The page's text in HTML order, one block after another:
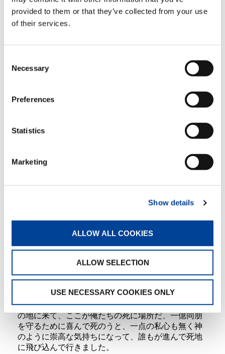
provided to them or that they’ve collected from your use
of their services.
Selection
Necessary
Preferences
Statistics
Marketing
Show details
ALLOW ALL COOKIES
ALLOW SELECTION
USE NECESSARY COOKIES ONLY
さに“幸せを追求すること”それ自体なのである」と
述べられている。なんと、私と全く同じ考えだった
ので、驚くとともに大いに意を強くした。
幸せは感じるもので、求めて得られるものではな
のみもたらされる。それは丁度、風呂の湯の中で手
前の湯を押しやると、脇から自然に湯が寄ってくる
原理といえる。自分の幸福など眼中になく、他のた
めに尽くす心の豊かさが幸せの条件といえるのでは
幸福の条件 追加 H―064 追悼の辞
「謹んで第２０１航空隊の英霊に対して、隊員を代
表して追悼の辞を申し上げます。第2次世界大戦に、
は、永い間私たちの念願でありましたが、戦後３０
年を経た今日、中野司令以下、元隊員ならびにご遺
族の方々と共に、この由緒深きマバラカットにおい
て行えますことは、この上もない喜びであります。
であることを最上の誇りとしています。思えば私た
ち２０１空は、マーシャル群島を振り出しに、ラバ
ウル・サイパン島・ペリリュー島、セブ島・マバラ
カットの南東太平洋の主戦場を基地にしてよく戦い
ました。しかし、戦局我に利あらず、遂に当地域は
祖国日本の最後の防衛地となりました。私たちはこ
の地に来て、ここが俺たちの死に場所だ、一億同朋
を守るために喜んで死のうと、一点の私心も無く神
のように崇高な気持ちになって、誰もが進んで死地
に飛び込んで行きました。